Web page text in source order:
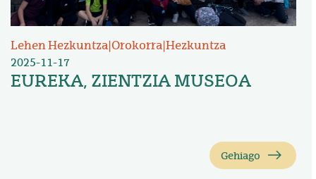
Lehen Hezkuntza|Orokorra|Hezkuntza
2025-11-17
EUREKA, ZIENTZIA MUSEOA
Gehiago